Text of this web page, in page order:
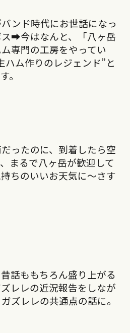
ンド時代にお世話になっ
➡︎今はなんと、「八ヶ岳
専門の工房をやってい
ハム作りのレジェンド”と
。
ったのに、到着したら空
まるで八ヶ岳が歓迎して
ちのいいお天気に〜さす
話ももちろん盛り上がる
レレの近況報告をしなが
ズレレの共通点の話に。